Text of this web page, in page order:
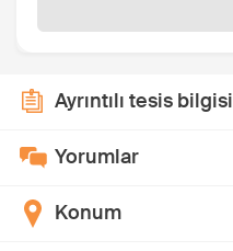
Ayrıntılı tesis bilgisi
Yorumlar
Konum